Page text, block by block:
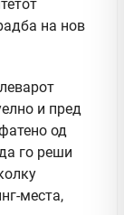
на нов
и пред
од
го реши
места,